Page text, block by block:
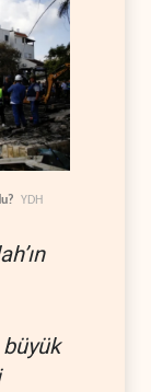
YDH